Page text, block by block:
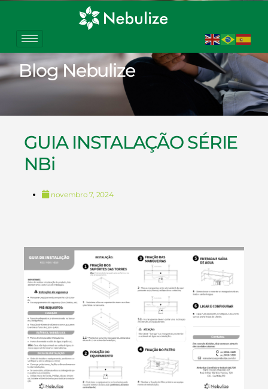
Blog Nebulize
GUIA INSTALAÇÃO SÉRIE
NBi
novembro 7, 2024